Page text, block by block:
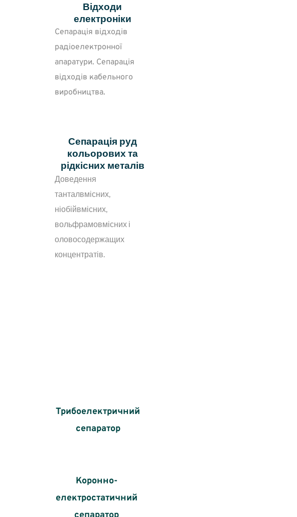
Відходи
електроніки
Сепарація відходів
радіоелектронної
апаратури. Сепарація
відходів кабельного
виробництва.
Сепарація руд
кольорових та
рідкісних металів
Доведення
танталвмісних,
ніобійвмісних,
вольфрамовмісних і
оловосодержащих
концентратів.
Типи виконання
Трибоелектричний
сепаратор
Коронно-
електростатичний